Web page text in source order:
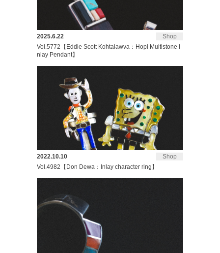
Shop
2025.6.22
Vol.5772【Eddie Scott Kohtalawva：Hopi Multistone I
nlay Pendant】
Shop
2022.10.10
Vol.4982【Don Dewa：Inlay character ring】